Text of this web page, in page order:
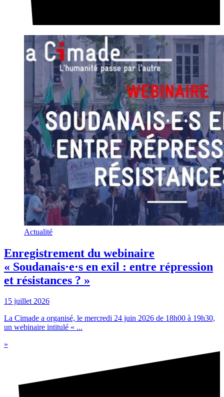
Actualité
Enregistrement du webinaire
« Soudanais·e·s en exil : entre répression
et résistances ? »
15 juillet 2026
La Cimade a organisé, le mercredi 24 juin 2026 de 18h00 à 19h30,
un webinaire intitulé « ...
»